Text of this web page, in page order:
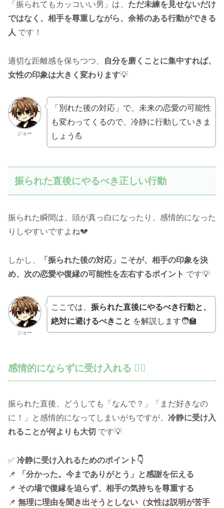
「振られてもカッコいい男」は、 ただ未練を見せないだけ
ではなく、相手を尊重しながら、余裕のある行動ができる
人 です！
適切な距離感を保ちつつ、
自分を磨くことに集中すれば、
女性の印象は大きく変わります💡
ジョー
「別れた後の対応」で、未来の恋愛の可能性
も変わってくるので、冷静に行動していきま
しょう💪
振られた直後にやるべき正しい行動
振られた瞬間は、頭が真っ白になったり、感情的になった
りしやすいですよね💔
しかし、
「振られた後の対応」こそが、相手の印象を決
め、次の恋愛や復縁の可能性を左右するポイント です💡
ジョー
ここでは、 振られた直後にやるべき行動と、
絶対に避けるべきこと を解説します🧑‍🏫
感情的にならずに受け入れる 🧘‍♂️
振られた直後、どうしても「なんで？」「まだ好きなの
に！」と感情的になってしまいがちですが、 冷静に受け入
れることが何よりも大切 です💡
✅ 冷静に受け入れるためのポイント👇
📌
「分かった。今までありがとう」と感謝を伝える
📌 その場で復縁を迫らず、相手の気持ちを尊重する
📌 無理に理由を聞き出そうとしない（女性は説明が苦手